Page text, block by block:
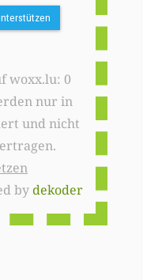
0
nur in
und nicht
bydekoder